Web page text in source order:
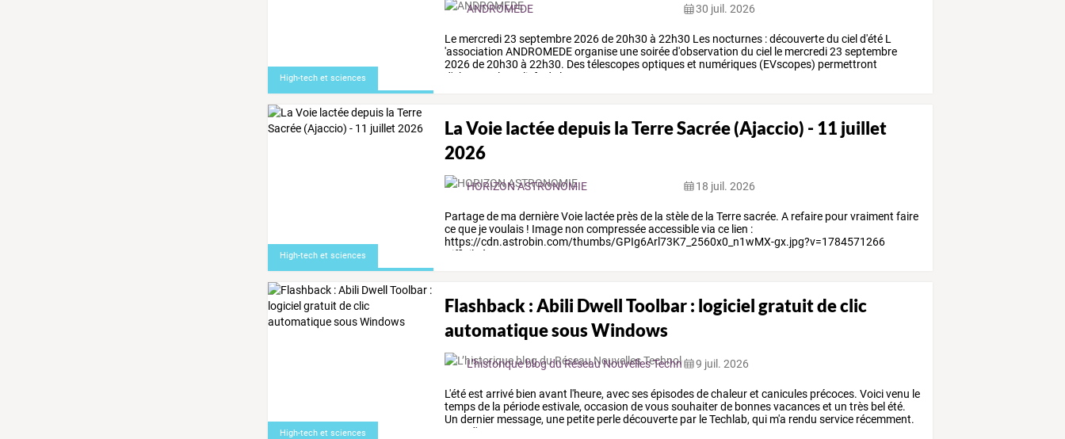
High-tech et sciences
ANDROMEDE 30 juil. 2026
Le mercredi23 septembre2026de20h30 à 22h30 Les nocturnes :découvertedu ciel d'été L
'association ANDROMEDEorganise unesoiréed'observation du ciel le mercredi23 septembre
2026de20h30 à 22h30. Destélescopesoptiqueset numériques (EVscopes) permettront
d'observer
les reliefs de la
High-tech et sciences
La Voie lactée depuis la Terre Sacrée (Ajaccio) - 11 juillet
2026
HORIZON ASTRONOMIE 18 juil. 2026
Partagede ma dernièreVoie lactée prèsde la stèlede la Terresacrée. A refaire pourvraiment faire
ceque jevoulais ! Image non compresséeaccessiblevia ce lien :
https://cdn.astrobin.com/thumbs/GPIg6Arl73K7_2560x0_n1wMX-gx.jpg?v=1784571266
Difficile
à
High-tech et sciences
Flashback : Abili Dwell Toolbar : logiciel gratuit de clic
automatique sous Windows
L’historique blog du Réseau Nouvelles Technologies de l’APF, devenu le TechLab APF France handicap.
9 juil. 2026
L'étéest arrivé bien avant l'heure, avecsesépisodesdechaleuret canicules précoces. Voicivenu le
tempsde la périodeestivale, occasion devoussouhaiterde bonnesvacanceset un très bel été.
Un dernier message, une petite perledécouverte par leTechlab, qui m'a rendu service récemment.
d'autres